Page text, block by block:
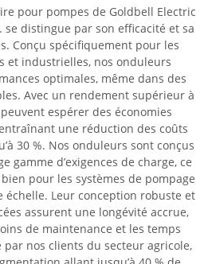
pour pompes de Goldbell Electric
se distingue par son efficacité et sa
Conçu spécifiquement pour les
et industrielles, nos onduleurs
optimales, même dans des
Avec un rendement supérieur à
espérer des économies
une réduction des coûts
30 %. Nos onduleurs sont conçus
gamme d’exigences de charge, ce
pour les systèmes de pompage
échelle. Leur conception robuste et
assurent une longévité accrue,
de maintenance et les temps
par nos clients du secteur agricole,